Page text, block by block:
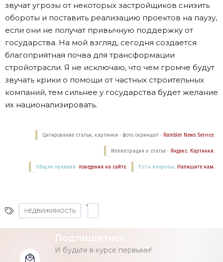
звучат угрозы от некоторых застройщиков снизить
обороты и поставить реализацию проектов на паузу,
если они не получат привычную поддержку от
государства. На мой взгляд, сегодня создается
благоприятная почва для трансформации
стройотрасли. Я не исключаю, что чем громче будут
звучать крики о помощи от частных строительных
компаний, тем сильнее у государства будет желание
их национализировать.
Цитирование статьи, картинки - фото скриншот - Rambler News Service.
Иллюстрация к статье - Яндекс. Картинки.
Есть вопросы. Напишите нам.
Общие правила поведения на сайте.
НЕДВИЖИМОСТЬ
,
Подпишитесь
И будьте в курсе первыми!